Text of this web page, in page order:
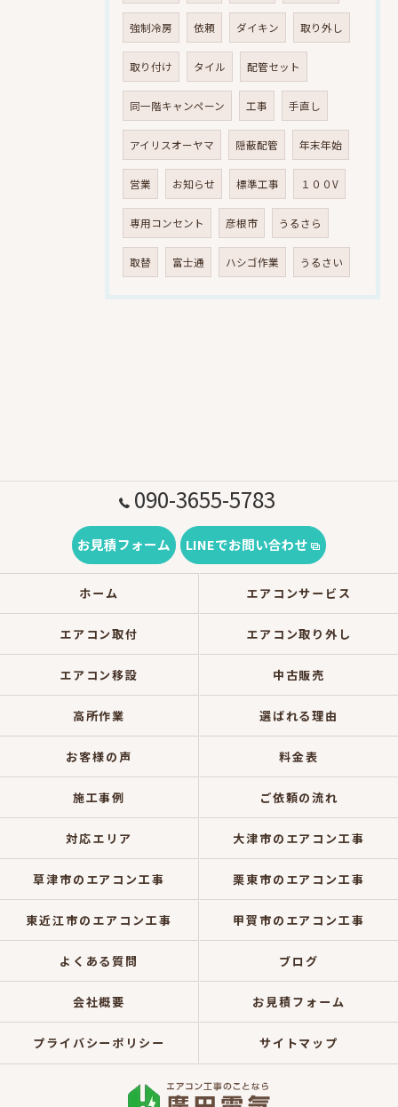
強制冷房 依頼 ダイキン 取り外し
取り付け タイル 配管セット
同一階キャンペーン 工事 手直し
アイリスオーヤマ 隠蔽配管 年末年始
営業 お知らせ 標準工事 １００V
専用コンセント 彦根市 うるさら
取替 富士通 ハシゴ作業 うるさい
090-3655-5783
お見積フォーム LINEでお問い合わせ
ホーム エアコンサービス
エアコン取付 エアコン取り外し
エアコン移設 中古販売
高所作業 選ばれる理由
お客様の声 料金表
施工事例 ご依頼の流れ
対応エリア 大津市のエアコン工事
草津市のエアコン工事 栗東市のエアコン工事
東近江市のエアコン工事 甲賀市のエアコン工事
よくある質問 ブログ
会社概要 お見積フォーム
プライバシーポリシー サイトマップ